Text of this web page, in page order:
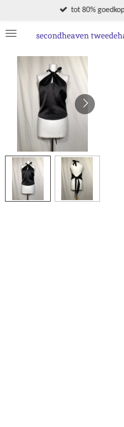
naar
hoofdinhoud
secondheaven
tot 80%